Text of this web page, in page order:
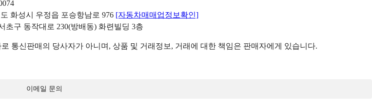
화성시 우정읍 포승항남로 976 [자동차매매업정보확인]
초구 동작대로 230(방배동) 화련빌딩 3층
통신판매의 당사자가 아니며, 상품 및 거래정보, 거래에 대한 책임은 판매자에게 있습니다.
이메일 문의